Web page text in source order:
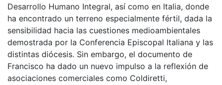
Desarrollo Humano Integral, así como en Italia, donde
ha encontrado un terreno especialmente fértil, dada la
sensibilidad hacia las cuestiones medioambientales
demostrada por la Conferencia Episcopal Italiana y las
distintas diócesis. Sin embargo, el documento de
Francisco ha dado un nuevo impulso a la reflexión de
asociaciones comerciales como Coldiretti,